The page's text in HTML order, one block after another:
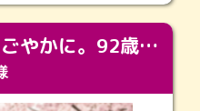
同窓会のように、なごやかに。92歳の旅立ちを彩った、再会と感謝の場